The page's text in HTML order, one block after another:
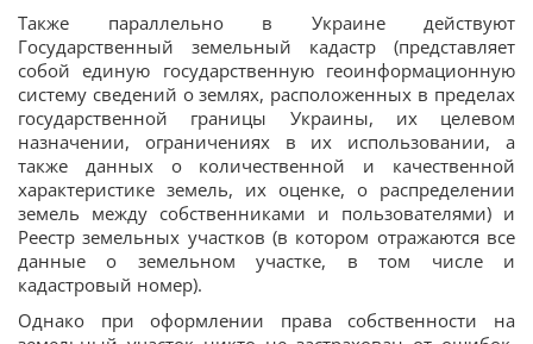
Также параллельно в Украине действуют
Государственный земельный кадастр (представляет
собой единую государственную геоинформационную
систему сведений о землях, расположенных в пределах
государственной границы Украины, их целевом
назначении, ограничениях в их использовании, а
также данных о количественной и качественной
характеристике земель, их оценке, о распределении
земель между собственниками и пользователями) и
Реестр земельных участков (в котором отражаются все
данные о земельном участке, в том числе и
кадастровый номер).
Однако при оформлении права собственности на